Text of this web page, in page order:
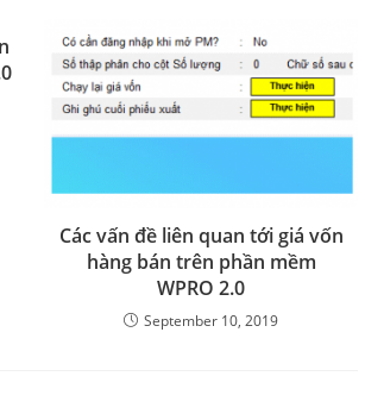
Các vấn đề liên quan tới giá vốn
hàng bán trên phần mềm
WPRO 2.0
September 10, 2019